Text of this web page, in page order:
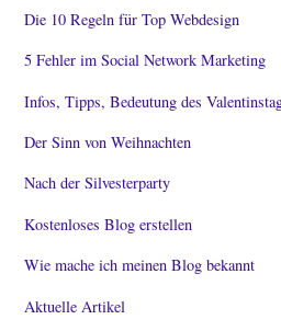
Die 10 Regeln für Top Webdesign
5 Fehler im Social Network Marketing
Infos, Tipps, Bedeutung des
Der Sinn von Weihnachten
Nach der Silvesterparty
Kostenloses Blog erstellen
Wie mache ich meinen Blog bekannt
Aktuelle Artikel